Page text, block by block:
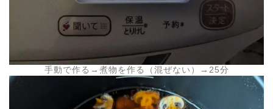
手動で作る→煮物を作る（混ぜない）→25分